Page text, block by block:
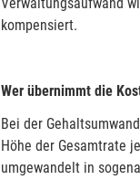
kompensiert.
Wer übernimmt die
Bei der
Höhe der Gesamtrate
umgewandelt in